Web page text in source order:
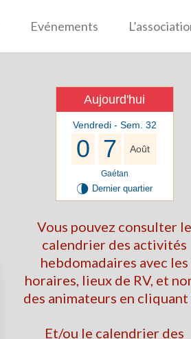
Evénements
Aujourd'hui
Vendredi - Sem. 32
0 7 Août
Gaétan
U Dernier quartier
Vous pouvez consulter le
calendrier des activités
hebdomadaires avec les
horaires, lieux de RV, et
des animateurs en cliquant
Et/ou le calendrier des